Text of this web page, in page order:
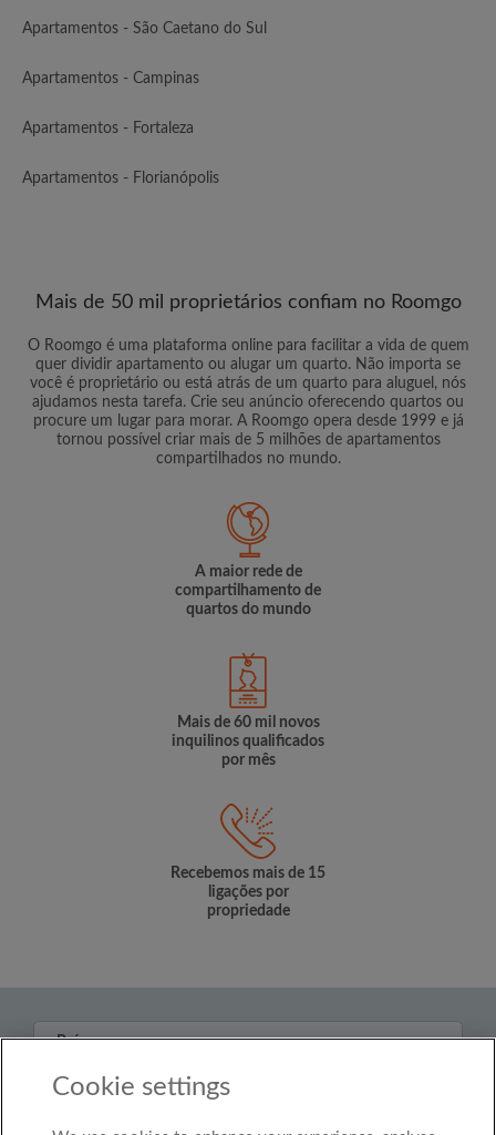
Apartamentos - São Caetano do Sul
Apartamentos - Campinas
Apartamentos - Fortaleza
Apartamentos - Florianópolis
Mais de 50 mil proprietários confiam no Roomgo
O Roomgo é uma plataforma online para facilitar a vida de quem
quer dividir apartamento ou alugar um quarto. Não importa se
você é proprietário ou está atrás de um quarto para aluguel, nós
ajudamos nesta tarefa. Crie seu anúncio oferecendo quartos ou
procure um lugar para morar. A Roomgo opera desde 1999 e já
tornou possível criar mais de 5 milhões de apartamentos
compartilhados no mundo.
A maior rede de
compartilhamento de
quartos do mundo
Mais de 60 mil novos
inquilinos qualificados
por mês
Recebemos mais de 15
ligações por
propriedade
País
© Roomgo Limited 2025 - 21 Market Place, Stockport,
Cookie settings